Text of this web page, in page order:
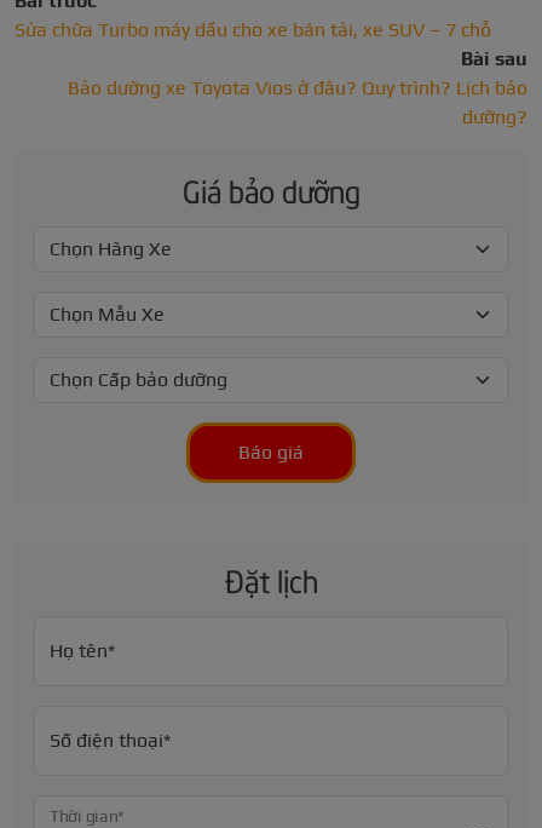
Sửa chữa Turbo máy dầu cho xe bán tải, xe SUV – 7 chỗ
Bài sau
Bảo dưỡng xe Toyota Vios ở đâu? Quy trình? Lịch bảo
dưỡng?
Giá bảo dưỡng
Báo giá
Đặt lịch
Họ tên*
Số điện thoại*
Thời gian*